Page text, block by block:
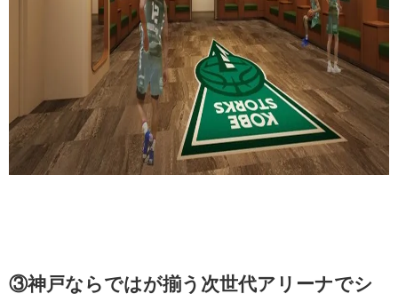
③神戸ならではが揃う次世代アリーナでシ